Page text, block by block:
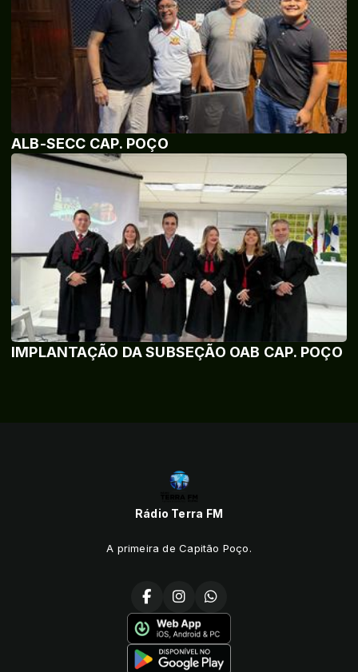
ALB-SECC CAP. POÇO
IMPLANTAÇÃO DA SUBSEÇÃO OAB CAP. POÇO
Rádio Terra FM
A primeira de Capitão Poço.